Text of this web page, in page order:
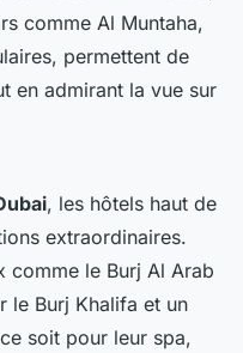
comme Al Muntaha,
permettent de
en admirant la vue sur
, les hôtels haut de
extraordinaires.
comme le Burj Al Arab
le Burj Khalifa et un
soit pour leur spa,